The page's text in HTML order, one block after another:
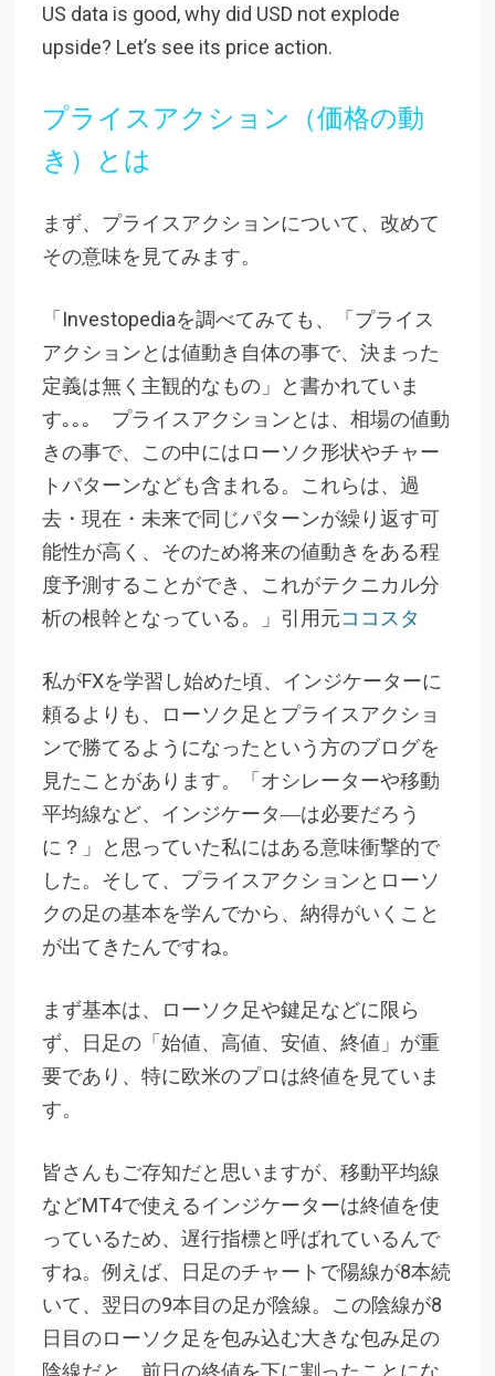
US data is good, why did USD not explode
upside? Let’s see its price action.
プライスアクション（価格の動
き）とは
まず、プライスアクションについて、改めて
その意味を見てみます。
「Investopediaを調べてみても、「プライス
アクションとは値動き自体の事で、決まった
定義は無く主観的なもの」と書かれていま
す｡｡｡ プライスアクションとは、相場の値動
きの事で、この中にはローソク形状やチャー
トパターンなども含まれる。これらは、過
去・現在・未来で同じパターンが繰り返す可
能性が高く、そのため将来の値動きをある程
度予測することができ、これがテクニカル分
析の根幹となっている。」引用元ココスタ
私がFXを学習し始めた頃、インジケーターに
頼るよりも、ローソク足とプライスアクショ
ンで勝てるようになったという方のブログを
見たことがあります。「オシレーターや移動
平均線など、インジケータ―は必要だろう
に？」と思っていた私にはある意味衝撃的で
した。そして、プライスアクションとローソ
クの足の基本を学んでから、納得がいくこと
が出てきたんですね。
まず基本は、ローソク足や鍵足などに限ら
ず、日足の「始値、高値、安値、終値」が重
要であり、特に欧米のプロは終値を見ていま
す。
皆さんもご存知だと思いますが、移動平均線
などMT4で使えるインジケーターは終値を使
っているため、遅行指標と呼ばれているんで
すね。例えば、日足のチャートで陽線が8本続
いて、翌日の9本目の足が陰線。この陰線が8
日目のローソク足を包み込む大きな包み足の
陰線だと、前日の終値を下に割ったことにな